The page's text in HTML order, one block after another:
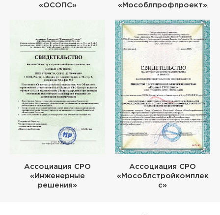
«ОСОПС»
«Мособлпрофпроект»
Ассоциация СРО
«Инженерные
решения»
Ассоциация СРО
«Мособлстройкомплек
с»